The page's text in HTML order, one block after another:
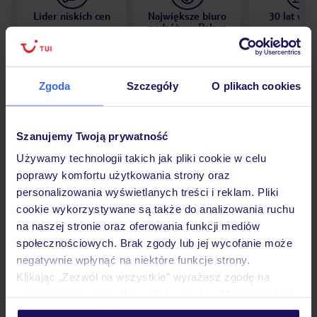
Zgoda Szczegóły O plikach cookies
Szanujemy Twoją prywatność
Używamy technologii takich jak pliki cookie w celu
poprawy komfortu użytkowania strony oraz
personalizowania wyświetlanych treści i reklam. Pliki
cookie wykorzystywane są także do analizowania ruchu
na naszej stronie oraz oferowania funkcji mediów
społecznościowych. Brak zgody lub jej wycofanie może
negatywnie wpłynąć na niektóre funkcje strony.
Klikając „Zezwól na wszystkie” wyrażasz zgodę na
personalizować swój wybór wchodząc w zakładkę
Lider niskich cen
Największe biuro
podróży w Polsce
30 lat w
Opinie
Pokoje
Wyżywienie